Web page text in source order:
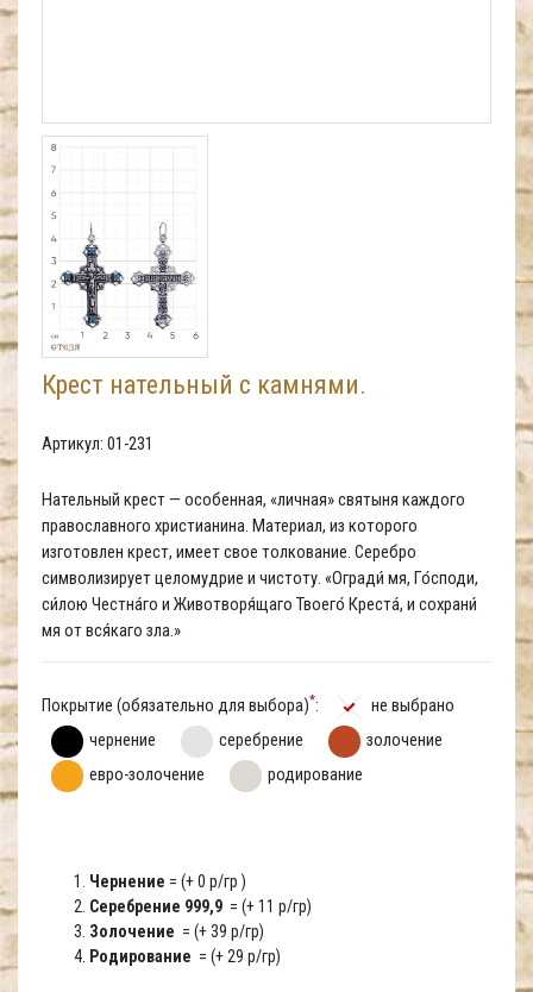
Крест нательный с камнями.
Артикул: 01-231
Нательный крест — особенная, «личная» святыня каждого
православного христианина. Материал, из которого
изготовлен крест, имеет свое толкование. Серебро
символизирует целомудрие и чистоту. «Огради́ мя, Го́споди,
си́лою Честна́го и Животворя́щаго Твоего́ Креста́, и сохрани́
мя от вся́каго зла.»
Покрытие (обязательно для выбора)*:
не выбрано
чернение
серебрение
золочение
евро-золочение
родирование
Чернение = (+ 0 р/гр )
Серебрение 999,9 = (+ 11 р/гр)
Золочение = (+ 39 р/гр)
Родирование = (+ 29 р/гр)